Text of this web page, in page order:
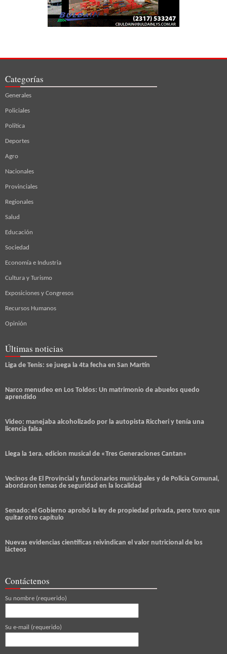
Categorías
Generales
Policiales
Política
Deportes
Agro
Nacionales
Provinciales
Regionales
Salud
Educación
Sociedad
Economía e Industria
Cultura y Turismo
Exposiciones y Congresos
Recursos Humanos
Opinión
Últimas noticias
Liga de Tenis: se juega la 4ta fecha en San Martín
Narco menudeo en Los Toldos: Un matrimonio de abuelos quedo
aprendido
Video: manejaba alcoholizado por la autopista Riccheri y tenía una
licencia falsa
Llega la 1era. edicion musical de «Tres Generaciones Cantan»
Vecinos de El Provincial y funcionarios municipales y de Policia Comunal,
abordaron temas de seguridad en la localidad
Senado: el Gobierno aprobó la ley de propiedad privada, pero tuvo que
quitar otro capítulo
Nuevas evidencias científicas reivindican el valor nutricional de los
lácteos
Contáctenos
Su nombre (requerido)
Su e-mail (requerido)